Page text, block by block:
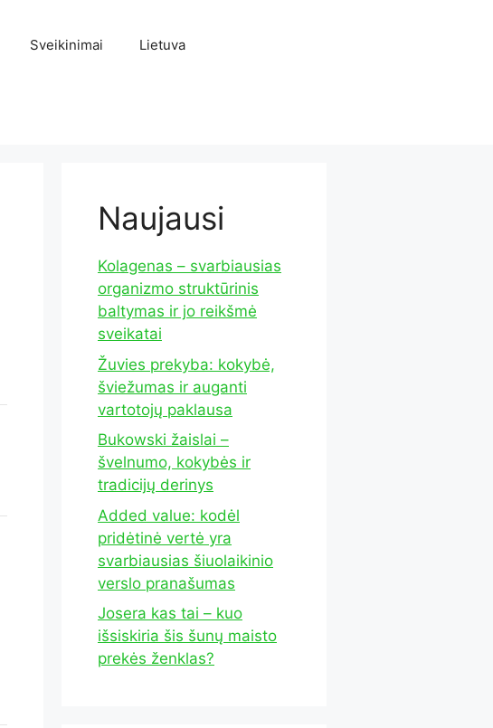
Sveikinimai Lietuva
Naujausi
Kolagenas – svarbiausias
organizmo struktūrinis
baltymas ir jo reikšmė
sveikatai
Žuvies prekyba: kokybė,
šviežumas ir auganti
vartotojų paklausa
Bukowski žaislai –
švelnumo, kokybės ir
tradicijų derinys
Added value: kodėl
pridėtinė vertė yra
svarbiausias šiuolaikinio
verslo pranašumas
Josera kas tai – kuo
išsiskiria šis šunų maisto
prekės ženklas?